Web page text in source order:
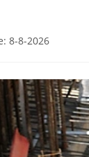
8-8-2026